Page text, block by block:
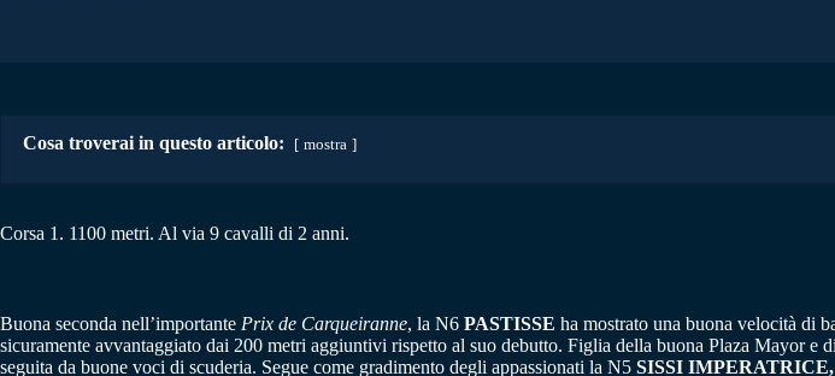
Cosa troverai in questo articolo: mostra
Corsa 1. 1100 metri. Al via 9 cavalli di 2 anni.
Buona seconda nell’importante Prix de Carqueiranne, la N6 PASTISSE ha mostrato una buona velocità di
sicuramente avvantaggiato dai 200 metri aggiuntivi rispetto al suo debutto. Figlia della buona Plaza Mayor e
seguita da buone voci di scuderia. Segue come gradimento degli appassionati la N5 SISSI IMPERATRICE,